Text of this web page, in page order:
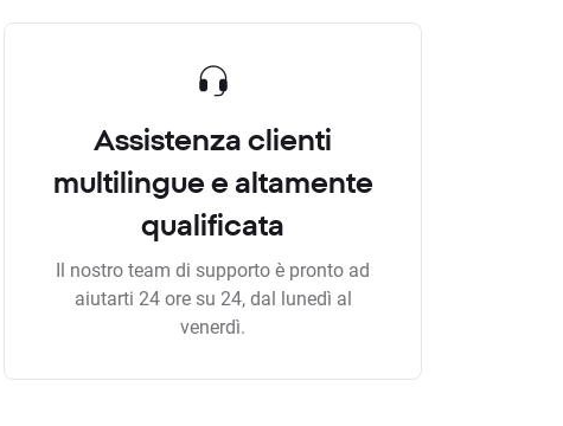
Assistenza clienti
multilingue e altamente
qualificata
Il nostro team di supporto è pronto ad
aiutarti 24 ore su 24, dal lunedì al
venerdì.